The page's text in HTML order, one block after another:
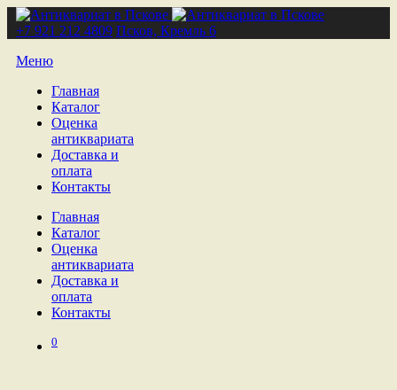
+7 921 212 4809 Псков, Кремль 6
Меню
Главная
Каталог
Оценка
антиквариата
Доставка и
оплата
Контакты
Главная
Каталог
Оценка
антиквариата
Доставка и
оплата
Контакты
0